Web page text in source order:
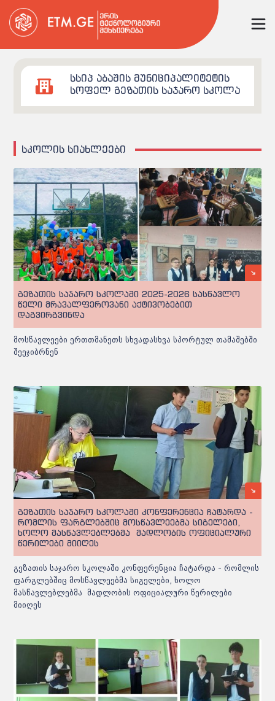
სსიპ აბაშის მუნიციპალიტეტის
სოფელ გეზათის საჯარო სკოლა
სკოლის სიახლეები
გეზათის საჯარო სკოლაში 2025-2026 სასწავლო
წელი მრავალფეროვანი აქტივობებით
დაგვირგვინდა
მოსწავლეები ერთთმანეთს სხვადასხვა სპორტულ თამაშებში
შეეჯიბრნენ
გეზათის საჯარო სკოლაში კონფერენცია ჩატარდა -
რომლის ფარგლებშიც მოსწავლეებმა სიგელები,
ხოლო მასწავლებლებმა მადლობის ოფიციალური
წერილები მიიღეს
გეზათის საჯარო სკოლაში კონფერენცია ჩატარდა - რომლის
ფარგლებშიც მოსწავლეებმა სიგელები, ხოლო
მასწავლებლებმა მადლობის ოფიციალური წერილები
მიიღეს